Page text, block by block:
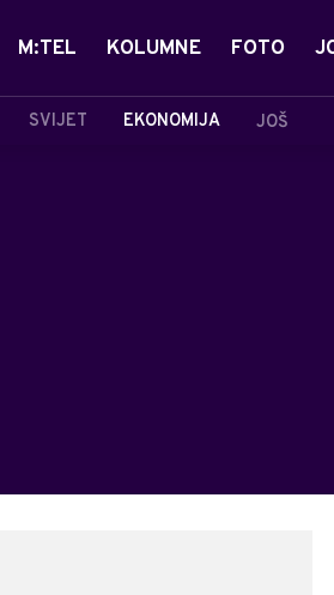
SVIJET EKONOMIJA JOŠ
M:TEL KOLUMNE FOTO